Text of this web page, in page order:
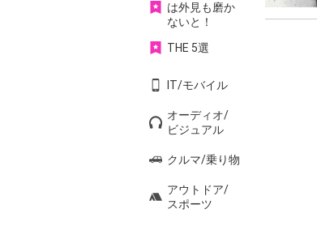
は外見も磨か
ないと！
THE 5選
IT/モバイル
オーディオ/
ビジュアル
クルマ/乗り物
アウトドア/
スポーツ